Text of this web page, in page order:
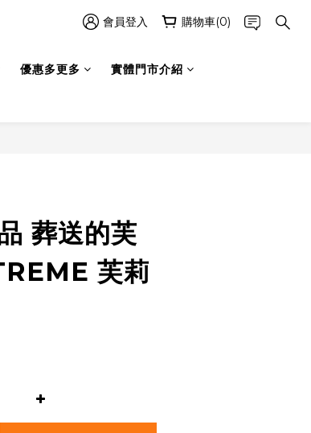
會員登入 購物車(0)
優惠多更多 實體門市介紹
葬送的芙
芙莉